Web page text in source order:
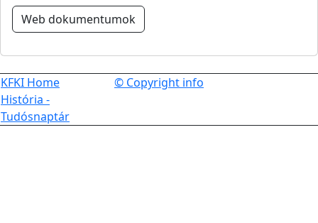
Web dokumentumok
KFKI Home
História -
Tudósnaptár
© Copyright info